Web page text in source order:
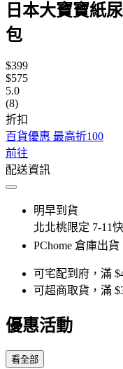
日本大寶寶紙
包
$399
$575
5.0
(8)
折扣
百貨優惠 最高折100
前往
配送資訊
明早到貨
北北桃限定 7-11
PChome 倉庫出
可宅配到府，滿
可超商取貨，滿
優惠活動
看全部